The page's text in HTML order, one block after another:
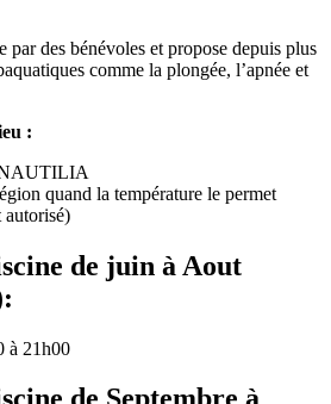
par des bénévoles et propose depuis plus
comme la plongée, l’apnée et
:
NAUTILIA
quand la température le permet
autorisé)
de juin à Aout
à 21h00